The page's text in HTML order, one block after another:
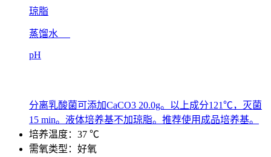
琼脂
蒸馏水
pH
分离乳酸菌可添加CaCO3 20.0g。以上成分121℃，灭菌
15 min。液体培养基不加琼脂。推荐使用成品培养基。
培养温度：37 ℃
需氧类型：好氧